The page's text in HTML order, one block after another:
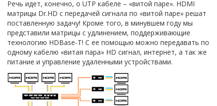
Речь идет, конечно, о UTP кабеле – «витой паре». HDMI
матрицы Dr.HD с передачей сигнала по «витой паре» решат
поставленную задачу! Кроме того, в минувшем году мы
представили матрицы с удлинением, поддерживающие
технологию HDBase-T! С ее помощью можно передавать по
одному кабелю «витая пара» HD сигнал, интернет, а так же
питание и управление удаленными устройствами.